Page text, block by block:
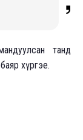
танд
хүргэе.